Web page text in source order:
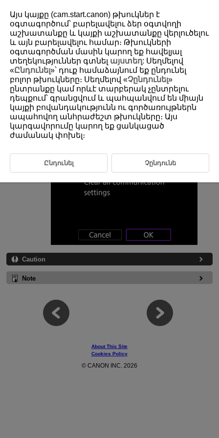
D388-192
Resetting Communication Settings
All wireless communication settings can be deleted. By deleting the
wireless communication settings, you can prevent their information from
being exposed when you lend or give your camera to other people.
Select [ : Reset communication settings
Select [OK].
Caution
Note
About This Site
Cookies Policy
© CANON INC. 2026
Այս կայքը (cam.start.canon) թխուկներ է
օգտագործում՝ բարելավելու ձեր օգտվողի
աշխատանքը և կայքի աշխատանքը վերլուծելու
և այն բարելավելու համար։ Թխուկների
օգտագործման մասին կարող եք հավելյալ
տեղեկություններ գտնել այստեղ: Սեղմելով
«Ընդունել»՝ դուք համաձայնում եք ընդունել
բոլոր թխուկները։ Սեղմելով «Չընդունել»
ընտրանքը կամ որևէ տարբերակ չընտրելու
դեպքում՝ գրանցվում և պահպանվում են միայն
կայքի բովանդակությունն ու գործառույթներն
ապահովող անհրաժեշտ թխուկները։ Այս
կարգավորումը կարող եք ցանկացած
ժամանակ փոխել։
Ընդունել Չընդունե